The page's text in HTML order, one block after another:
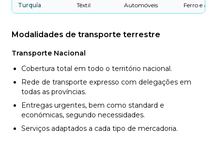
Turquía Têxtil Automóveis Ferro e aço
Modalidades de transporte terrestre
Transporte Nacional
Cobertura total em todo o território nacional.
Rede de transporte expresso com delegações em
todas as províncias.
Entregas urgentes, bem como standard e
económicas, segundo necessidades.
Serviços adaptados a cada tipo de mercadoria.